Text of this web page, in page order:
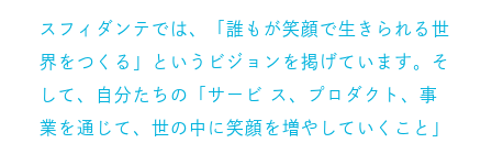
スフィダンテでは、「誰もが笑顔で生きられる世
界をつくる」というビジョンを掲げています。そ
して、自分たちの「サービ ス、プロダクト、事
業を通じて、世の中に笑顔を増やしていくこと」